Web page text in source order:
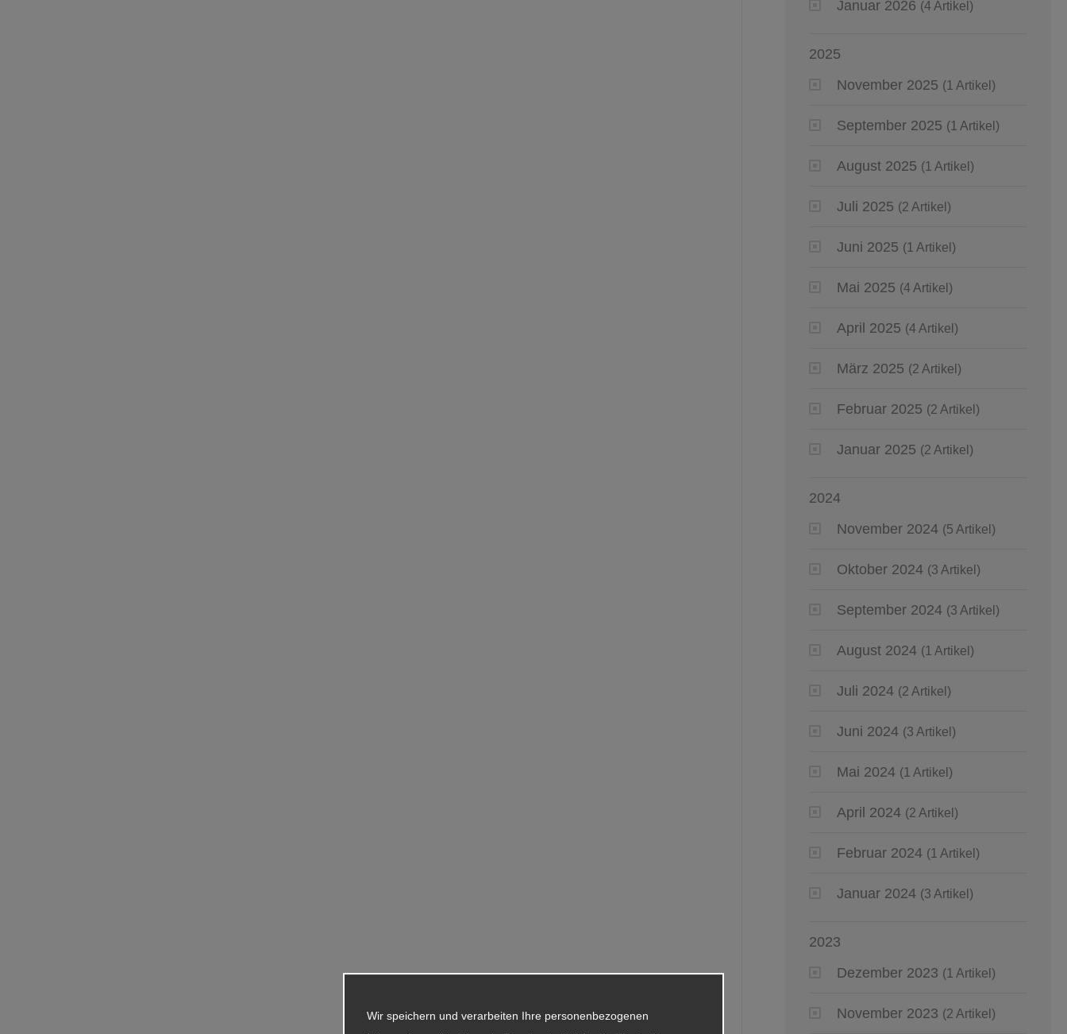
Januar 2026 (4 Artikel)
2025
November 2025 (1 Artikel)
September 2025 (1 Artikel)
August 2025 (1 Artikel)
Juli 2025 (2 Artikel)
Juni 2025 (1 Artikel)
Mai 2025 (4 Artikel)
April 2025 (4 Artikel)
März 2025 (2 Artikel)
Februar 2025 (2 Artikel)
Januar 2025 (2 Artikel)
2024
November 2024 (5 Artikel)
Oktober 2024 (3 Artikel)
September 2024 (3 Artikel)
August 2024 (1 Artikel)
Juli 2024 (2 Artikel)
Juni 2024 (3 Artikel)
Mai 2024 (1 Artikel)
April 2024 (2 Artikel)
Februar 2024 (1 Artikel)
Januar 2024 (3 Artikel)
2023
Dezember 2023 (1 Artikel)
November 2023 (2 Artikel)
Wir speichern und verarbeiten Ihre personenbezogenen